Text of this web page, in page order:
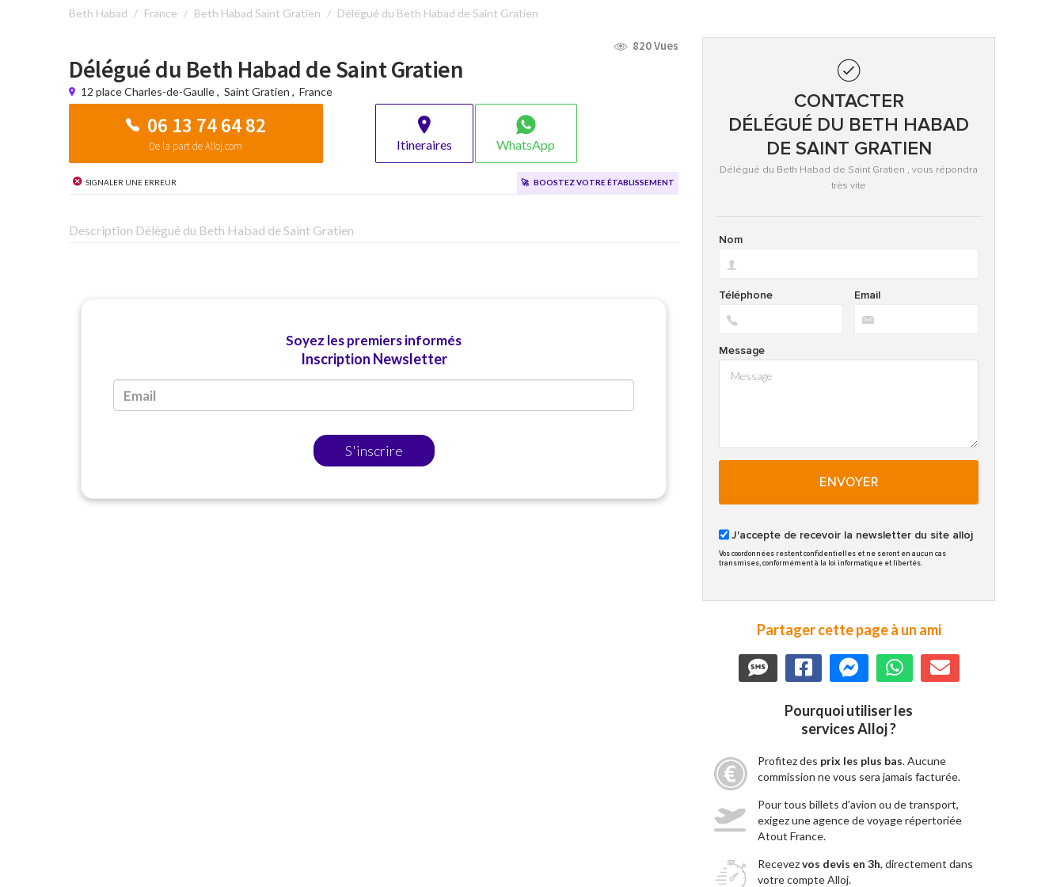
Beth Habad France Beth Habad Saint Gratien Délégué du Beth Habad de Saint Gratien
820 Vues
Délégué du Beth Habad de Saint Gratien
12 place Charles-de-Gaulle, Saint Gratien , France
06 13 74 64 82
De la part de Alloj.com Itineraires WhatsApp
Signaler une erreur 🚀 Boostez votre établissement
Description Délégué du Beth Habad de Saint Gratien
Soyez les premiers informés
Inscription Newsletter
S'inscrire
CONTACTER
DÉLÉGUÉ DU BETH HABAD
DE SAINT GRATIEN
Délégué du Beth Habad de Saint Gratien , vous répondra
très vite
Nom
Email
Téléphone
Message
ENVOYER
J'accepte de recevoir la newsletter du site alloj
Vos coordonnées restent confidentielles et ne seront en aucun cas
transmises, conformément à la loi informatique et libertés.
Partager cette page à un ami
Pourquoi utiliser les
services Alloj ?
Profitez des prix les plus bas. Aucune
commission ne vous sera jamais facturée.
Pour tous billets d'avion ou de transport,
exigez une agence de voyage répertoriée
Atout France.
Recevezvos devis en 3h, directement dans
votre compte Alloj.